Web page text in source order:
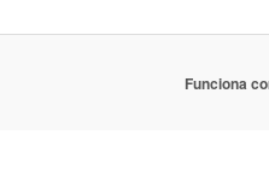
Funciona